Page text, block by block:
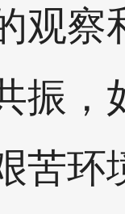
观察
，
苦环